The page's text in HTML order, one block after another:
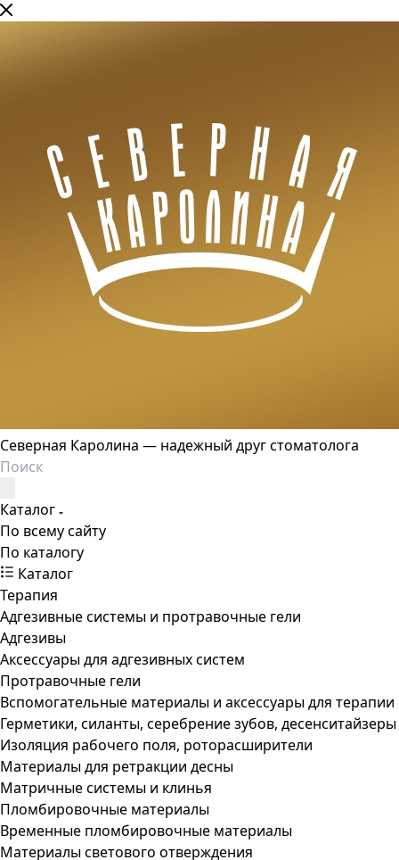
Северная Каролина — надежный друг стоматолога
Каталог
По всему сайту
По каталогу
Каталог
Терапия
Адгезивные системы и протравочные гели
Адгезивы
Аксессуары для адгезивных систем
Протравочные гели
Вспомогательные материалы и аксессуары для терапии
Герметики, силанты, серебрение зубов, десенситайзеры
Изоляция рабочего поля, роторасширители
Материалы для ретракции десны
Матричные системы и клинья
Пломбировочные материалы
Временные пломбировочные материалы
Материалы светового отверждения